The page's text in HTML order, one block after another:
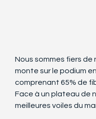
Nous sommes fiers
monte sur le podium
comprenant 65% de
Face à un plateau de
meilleures voiles du